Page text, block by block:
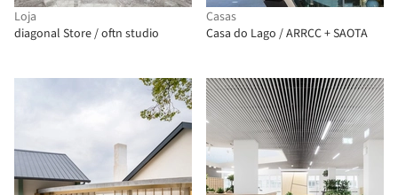
Loja
diagonal Store / oftn studio
Casas
Casa do Lago / ARRCC + SAOTA